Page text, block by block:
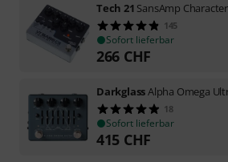
Tech 21 SansAmp Character
145
Sofort lieferbar
266 CHF
DarkglassAlpha Omega
18
Sofort lieferbar
415 CHF